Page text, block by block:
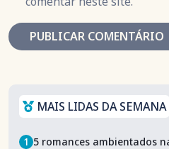
MAIS LIDAS DA SEMANA
1 5 romances ambientados